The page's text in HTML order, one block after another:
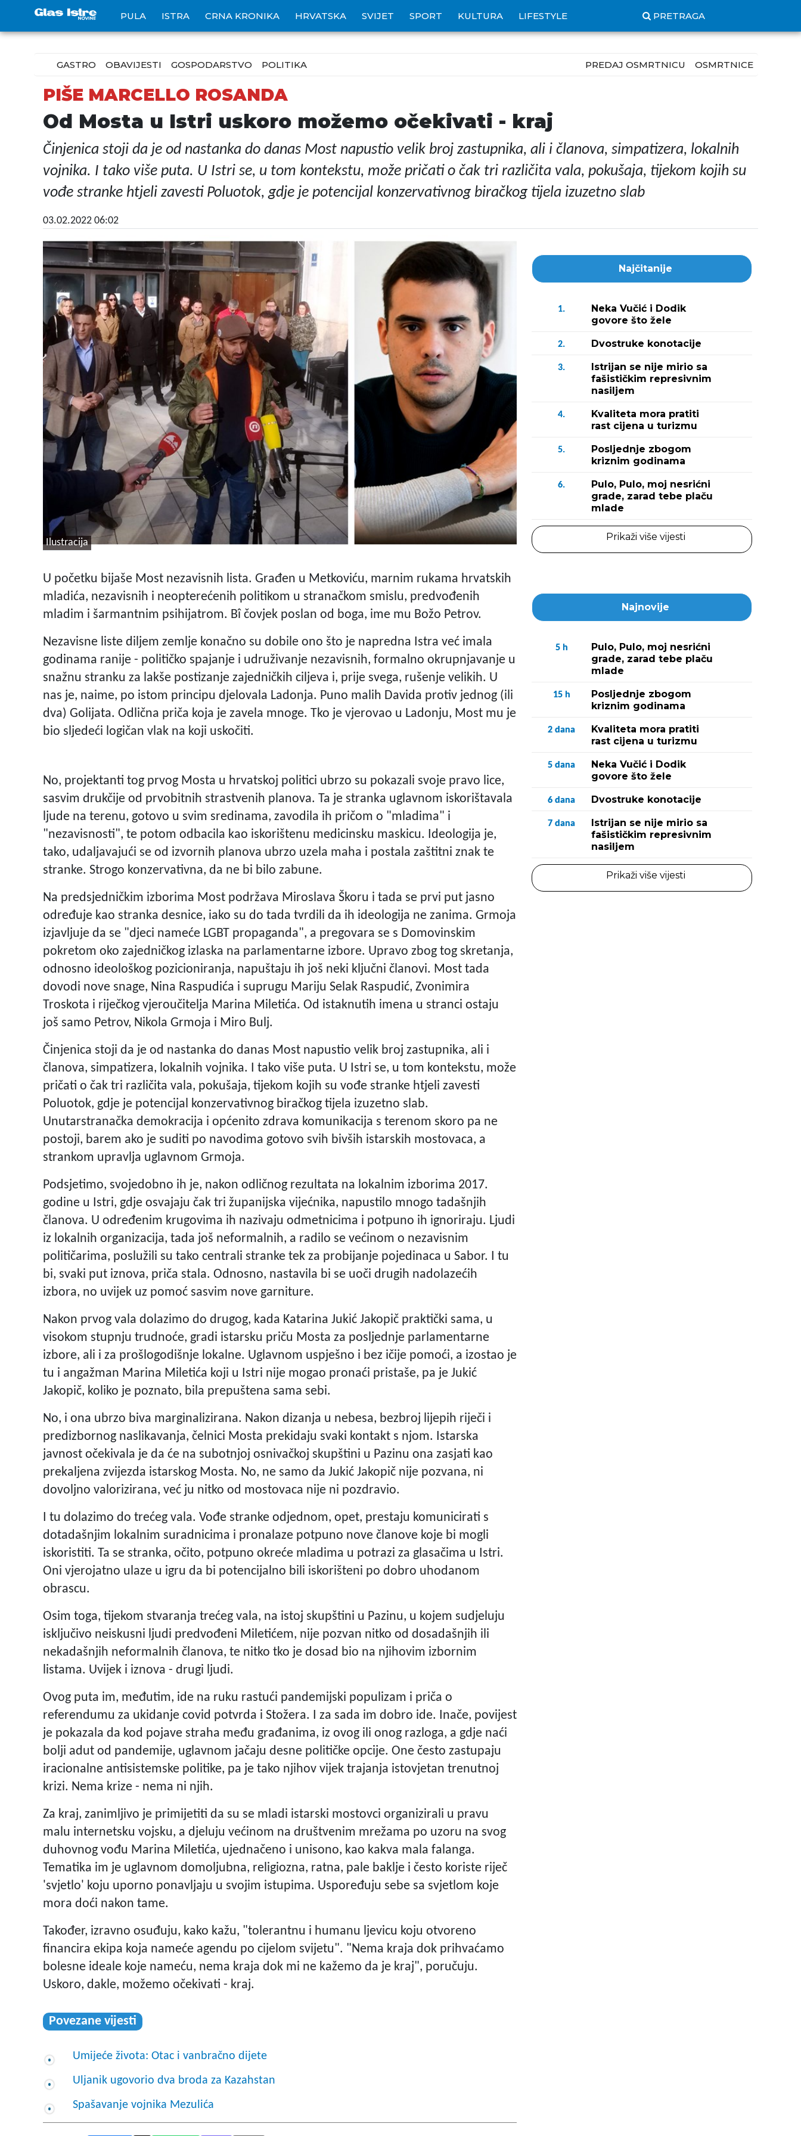
PULA ISTRA CRNA KRONIKA HRVATSKA SVIJET SPORT KULTURA LIFESTYLE PRETRAGA
GASTRO OBAVIJESTI GOSPODARSTVO POLITIKA PREDAJ OSMRTNICU OSMRTNICE
PIŠE MARCELLO ROSANDA
Od Mosta u Istri uskoro možemo očekivati - kraj
Činjenica stoji da je od nastanka do danas Most napustio velik broj zastupnika, ali i članova, simpatizera, lokalnih
vojnika. I tako više puta. U Istri se, u tom kontekstu, može pričati o čak tri različita vala, pokušaja, tijekom kojih su
vođe stranke htjeli zavesti Poluotok, gdje je potencijal konzervativnog biračkog tijela izuzetno slab
03.02.2022 06:02
Ilustracija
U početku bijaše Most nezavisnih lista. Građen u Metkoviću, marnim rukama hrvatskih
mladića, nezavisnih i neopterećenih politikom u stranačkom smislu, predvođenih
mladim i šarmantnim psihijatrom. Bî čovjek poslan od boga, ime mu Božo Petrov.
Nezavisne liste diljem zemlje konačno su dobile ono što je napredna Istra već imala
godinama ranije - političko spajanje i udruživanje nezavisnih, formalno okrupnjavanje u
snažnu stranku za lakše postizanje zajedničkih ciljeva i, prije svega, rušenje velikih. U
nas je, naime, po istom principu djelovala Ladonja. Puno malih Davida protiv jednog (ili
dva) Golijata. Odlična priča koja je zavela mnoge. Tko je vjerovao u Ladonju, Most mu je
bio sljedeći logičan vlak na koji uskočiti.
No, projektanti tog prvog Mosta u hrvatskoj politici ubrzo su pokazali svoje pravo lice,
sasvim drukčije od prvobitnih strastvenih planova. Ta je stranka uglavnom iskorištavala
ljude na terenu, gotovo u svim sredinama, zavodila ih pričom o "mladima" i
"nezavisnosti", te potom odbacila kao iskorištenu medicinsku maskicu. Ideologija je,
tako, udaljavajući se od izvornih planova ubrzo uzela maha i postala zaštitni znak te
stranke. Strogo konzervativna, da ne bi bilo zabune.
Na predsjedničkim izborima Most podržava Miroslava Škoru i tada se prvi put jasno
određuje kao stranka desnice, iako su do tada tvrdili da ih ideologija ne zanima. Grmoja
izjavljuje da se "djeci nameće LGBT propaganda", a pregovara se s Domovinskim
pokretom oko zajedničkog izlaska na parlamentarne izbore. Upravo zbog tog skretanja,
odnosno ideološkog pozicioniranja, napuštaju ih još neki ključni članovi. Most tada
dovodi nove snage, Nina Raspudića i suprugu Mariju Selak Raspudić, Zvonimira
Troskota i riječkog vjeroučitelja Marina Miletića. Od istaknutih imena u stranci ostaju
još samo Petrov, Nikola Grmoja i Miro Bulj.
Činjenica stoji da je od nastanka do danas Most napustio velik broj zastupnika, ali i
članova, simpatizera, lokalnih vojnika. I tako više puta. U Istri se, u tom kontekstu, može
pričati o čak tri različita vala, pokušaja, tijekom kojih su vođe stranke htjeli zavesti
Poluotok, gdje je potencijal konzervativnog biračkog tijela izuzetno slab.
Unutarstranačka demokracija i općenito zdrava komunikacija s terenom skoro pa ne
postoji, barem ako je suditi po navodima gotovo svih bivših istarskih mostovaca, a
strankom upravlja uglavnom Grmoja.
Podsjetimo, svojedobno ih je, nakon odličnog rezultata na lokalnim izborima 2017.
godine u Istri, gdje osvajaju čak tri županijska vijećnika, napustilo mnogo tadašnjih
članova. U određenim krugovima ih nazivaju odmetnicima i potpuno ih ignoriraju. Ljudi
iz lokalnih organizacija, tada još neformalnih, a radilo se većinom o nezavisnim
političarima, poslužili su tako centrali stranke tek za probijanje pojedinaca u Sabor. I tu
bi, svaki put iznova, priča stala. Odnosno, nastavila bi se uoči drugih nadolazećih
izbora, no uvijek uz pomoć sasvim nove garniture.
Nakon prvog vala dolazimo do drugog, kada Katarina Jukić Jakopič praktički sama, u
visokom stupnju trudnoće, gradi istarsku priču Mosta za posljednje parlamentarne
izbore, ali i za prošlogodišnje lokalne. Uglavnom uspješno i bez ičije pomoći, a izostao je
tu i angažman Marina Miletića koji u Istri nije mogao pronaći pristaše, pa je Jukić
Jakopič, koliko je poznato, bila prepuštena sama sebi.
No, i ona ubrzo biva marginalizirana. Nakon dizanja u nebesa, bezbroj lijepih riječi i
predizbornog naslikavanja, čelnici Mosta prekidaju svaki kontakt s njom. Istarska
javnost očekivala je da će na subotnjoj osnivačkoj skupštini u Pazinu ona zasjati kao
prekaljena zvijezda istarskog Mosta. No, ne samo da Jukić Jakopič nije pozvana, ni
dovoljno valorizirana, već ju nitko od mostovaca nije ni pozdravio.
I tu dolazimo do trećeg vala. Vođe stranke odjednom, opet, prestaju komunicirati s
dotadašnjim lokalnim suradnicima i pronalaze potpuno nove članove koje bi mogli
iskoristiti. Ta se stranka, očito, potpuno okreće mladima u potrazi za glasačima u Istri.
Oni vjerojatno ulaze u igru da bi potencijalno bili iskorišteni po dobro uhodanom
obrascu.
Osim toga, tijekom stvaranja trećeg vala, na istoj skupštini u Pazinu, u kojem sudjeluju
isključivo neiskusni ljudi predvođeni Miletićem, nije pozvan nitko od dosadašnjih ili
nekadašnjih neformalnih članova, te nitko tko je dosad bio na njihovim izbornim
listama. Uvijek i iznova - drugi ljudi.
Ovog puta im, međutim, ide na ruku rastući pandemijski populizam i priča o
referendumu za ukidanje covid potvrda i Stožera. I za sada im dobro ide. Inače, povijest
je pokazala da kod pojave straha među građanima, iz ovog ili onog razloga, a gdje naći
bolji adut od pandemije, uglavnom jačaju desne političke opcije. One često zastupaju
iracionalne antisistemske politike, pa je tako njihov vijek trajanja istovjetan trenutnoj
krizi. Nema krize - nema ni njih.
Za kraj, zanimljivo je primijetiti da su se mladi istarski mostovci organizirali u pravu
malu internetsku vojsku, a djeluju većinom na društvenim mrežama po uzoru na svog
duhovnog vođu Marina Miletića, ujednačeno i unisono, kao kakva mala falanga.
Tematika im je uglavnom domoljubna, religiozna, ratna, pale baklje i često koriste riječ
'svjetlo' koju uporno ponavljaju u svojim istupima. Uspoređuju sebe sa svjetlom koje
mora doći nakon tame.
Također, izravno osuđuju, kako kažu, "tolerantnu i humanu ljevicu koju otvoreno
financira ekipa koja nameće agendu po cijelom svijetu". "Nema kraja dok prihvaćamo
bolesne ideale koje nameću, nema kraja dok mi ne kažemo da je kraj", poručuju.
Uskoro, dakle, možemo očekivati - kraj.
Povezane vijesti
Umijeće života: Otac i vanbračno dijete
Uljanik ugovorio dva broda za Kazahstan
Spašavanje vojnika Mezulića
Najčitanije
1.
Neka Vučić i Dodik
govore što žele
2. Dvostruke konotacije
3.
Istrijan se nije mirio sa
fašističkim represivnim
nasiljem
4.
Kvaliteta mora pratiti
rast cijena u turizmu
5.
Posljednje zbogom
kriznim godinama
6.
Pulo, Pulo, moj nesrićni
grade, zarad tebe plaču
mlade
Prikaži više vijesti
Najnovije
5 h
Pulo, Pulo, moj nesrićni
grade, zarad tebe plaču
mlade
15 h
Posljednje zbogom
kriznim godinama
2 dana
Kvaliteta mora pratiti
rast cijena u turizmu
5 dana
Neka Vučić i Dodik
govore što žele
6 dana Dvostruke konotacije
7 dana
Istrijan se nije mirio sa
fašističkim represivnim
nasiljem
Prikaži više vijesti